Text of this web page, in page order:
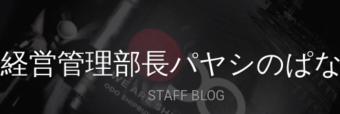
経営管理部長パヤシのぱ
STAFF BLOG